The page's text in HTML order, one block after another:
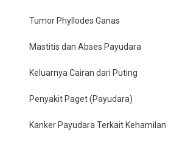
Tumor Phyllodes Ganas
Mastitis dan Abses Payudara
Keluarnya Cairan dari Puting
Penyakit Paget (Payudara)
Kanker Payudara Terkait Kehamilan